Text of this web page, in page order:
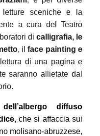
sceniche e la
a cura del Teatro
di calligrafia, le
, ilface painting e
di una pagina e
saranno allietate dal
diffuso
chesi affaccia sui
molisano-abruzzese,